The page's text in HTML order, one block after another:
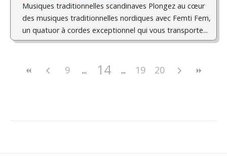
Musiques traditionnelles scandinaves Plongez au cœur
des musiques traditionnelles nordiques avec Femti Fem,
un quatuor à cordes exceptionnel qui vous transporte...
9 14 19 20